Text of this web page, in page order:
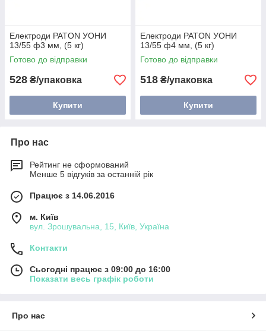
Електроди PATON УОНИ
13/55 ф3 мм, (5 кг)
Готово до відправки
528 ₴/упаковка
Купити
Електроди PATON УОНИ
13/55 ф4 мм, (5 кг)
Готово до відправки
518 ₴/упаковка
Купити
Про нас
Рейтинг не сформований
Менше 5 відгуків за останній рік
Працює з 14.06.2016
м. Київ
вул. Зрошувальна, 15, Київ, Україна
Контакти
Сьогодні працює з 09:00 до 16:00
Показати весь графік роботи
Про нас